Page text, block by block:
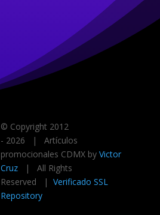
© Copyright 2012
- 2026 | Artículos
promocionales CDMX by Victor
Cruz| All Rights
Reserved | Verificado SSL
Repository